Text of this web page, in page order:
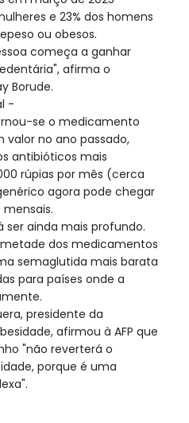
e 23% dos homens
ou obesos.
começa a ganhar
afirma o
Borude.
-
se o medicamento
valor no ano passado,
antibióticos mais
rúpias por mês (cerca
agora pode chegar
mensais.
ainda mais profundo.
dos medicamentos
semaglutida mais barata
para países onde a
presidente da
afirmou à AFP que
"não reverterá o
porque é uma